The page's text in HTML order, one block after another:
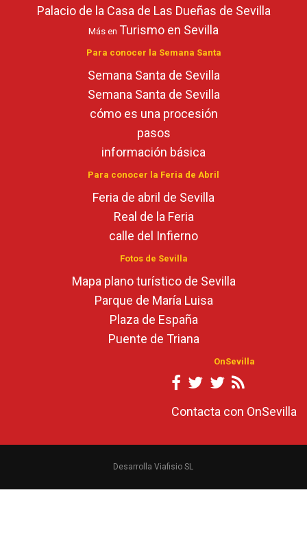
Palacio de la Casa de Las Dueñas de Sevilla
Más en Turismo en Sevilla
Para conocer la Semana Santa
Semana Santa de Sevilla
Semana Santa de Sevilla
cómo es una procesión
pasos
información básica
Para conocer la Feria de Abril
Feria de abril de Sevilla
Real de la Feria
calle del Infierno
Fotos de Sevilla
Mapa plano turístico de Sevilla
Parque de María Luisa
Plaza de España
Puente de Triana
OnSevilla
Contacta con OnSevilla
Desarrolla Viafisio SL